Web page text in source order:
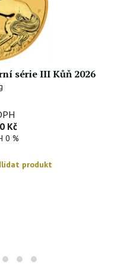
série III Kůň 2026
Kč
0 %
produkt